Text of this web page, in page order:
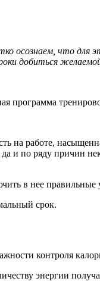
осознаем, что для
добиться
программа
на работе,
и по ряду причин
в нее правильные
срок.
контроля
энергии